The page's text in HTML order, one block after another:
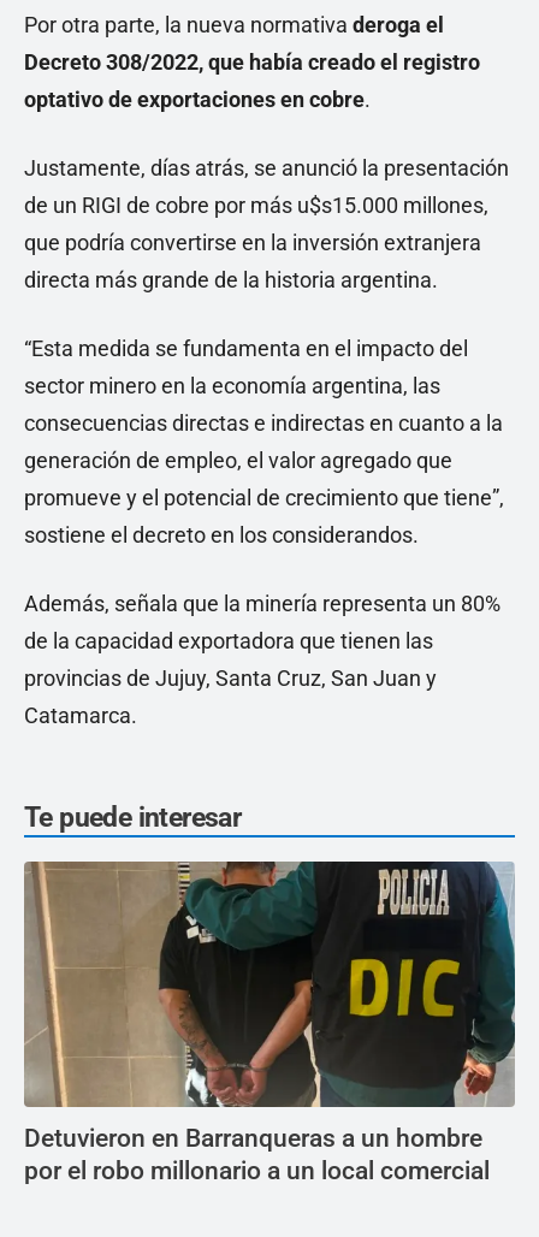
Por otra parte, la nueva normativa deroga el
Decreto 308/2022, que había creado el registro
optativo de exportaciones en cobre.
Justamente, días atrás, se anunció la presentación
de un RIGI de cobre por más u$s15.000 millones,
que podría convertirse en la inversión extranjera
directa más grande de la historia argentina.
“Esta medida se fundamenta en el impacto del
sector minero en la economía argentina, las
consecuencias directas e indirectas en cuanto a la
generación de empleo, el valor agregado que
promueve y el potencial de crecimiento que tiene”,
sostiene el decreto en los considerandos.
Además, señala que la minería representa un 80%
de la capacidad exportadora que tienen las
provincias de Jujuy, Santa Cruz, San Juan y
Catamarca.
Te puede interesar
Detuvieron en Barranqueras a un hombre
por el robo millonario a un local comercial